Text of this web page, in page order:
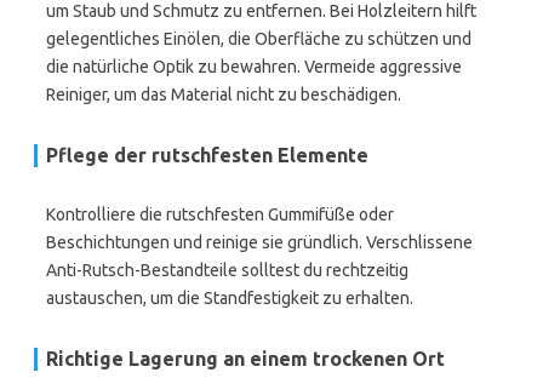
um Staub und Schmutz zu entfernen. Bei Holzleitern hilft
gelegentliches Einölen, die Oberfläche zu schützen und
die natürliche Optik zu bewahren. Vermeide aggressive
Reiniger, um das Material nicht zu beschädigen.
Pflege der rutschfesten Elemente
Kontrolliere die rutschfesten Gummifüße oder
Beschichtungen und reinige sie gründlich. Verschlissene
Anti-Rutsch-Bestandteile solltest du rechtzeitig
austauschen, um die Standfestigkeit zu erhalten.
Richtige Lagerung an einem trockenen Ort